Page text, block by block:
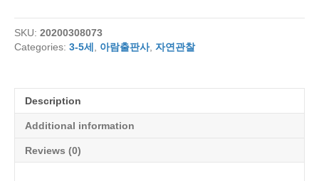
자
연
관
트
SKU: 20200308073
Categories: 3-5세 아람출판사, 자연관찰
Description
Additional information
Reviews (0)